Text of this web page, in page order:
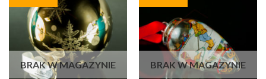
BRAK W MAGAZYNIE BRAK W MAGAZYNIE